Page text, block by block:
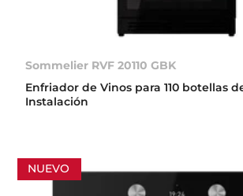
Sommelier RVF 20110 GBK
Enfriador de Vinos para 110 botellas
Instalación
NUEVO